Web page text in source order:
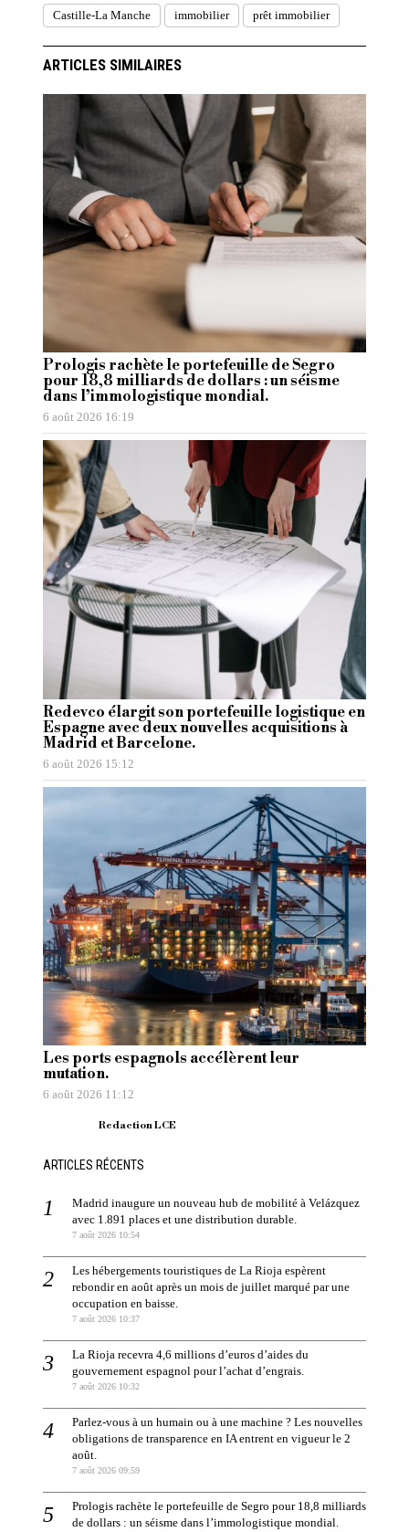
Castille-La Manche immobilier prêt immobilier
ARTICLES SIMILAIRES
Prologis rachète le portefeuille de Segro
pour 18,8 milliards de dollars : un séisme
dans l’immologistique mondial.
6 août 2026 16:19
Redevco élargit son portefeuille logistique en
Espagne avec deux nouvelles acquisitions à
Madrid et Barcelone.
6 août 2026 15:12
Les ports espagnols accélèrent leur
mutation.
6 août 2026 11:12
Redaction LCE
ARTICLES RÉCENTS
Madrid inaugure un nouveau hub de mobilité à Velázquez
avec 1.891 places et une distribution durable.
7 août 2026 10:54
Les hébergements touristiques de La Rioja espèrent
rebondir en août après un mois de juillet marqué par une
occupation en baisse.
7 août 2026 10:37
La Rioja recevra 4,6 millions d’euros d’aides du
gouvernement espagnol pour l’achat d’engrais.
7 août 2026 10:32
Parlez-vous à un humain ou à une machine ? Les nouvelles
obligations de transparence en IA entrent en vigueur le 2
août.
7 août 2026 09:59
Prologis rachète le portefeuille de Segro pour 18,8 milliards
de dollars : un séisme dans l’immologistique mondial.